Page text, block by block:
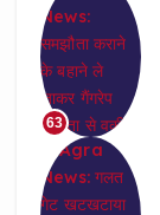
63